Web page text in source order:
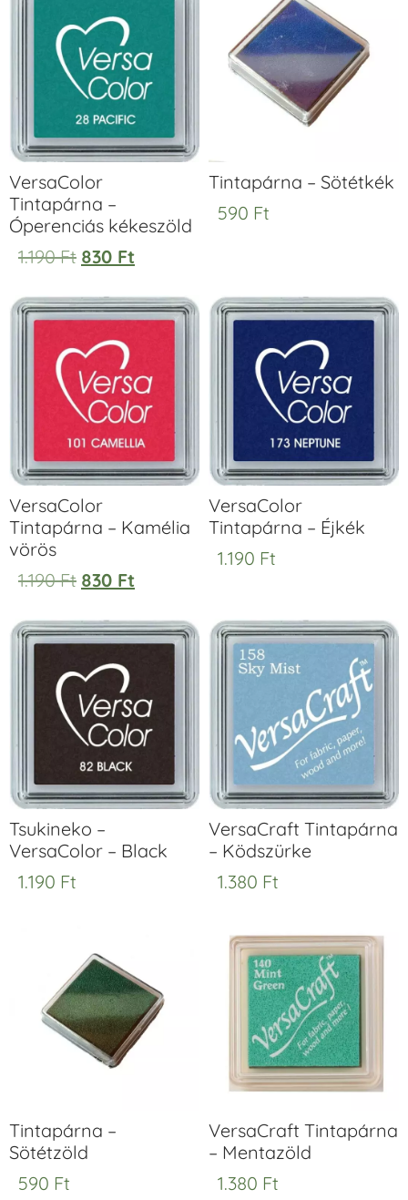
VersaColor
Tintapárna –
Óperenciás kékeszöld
1.190Ft 830 Ft
Tintapárna – Sötétkék
590 Ft
VersaColor
Tintapárna – Kamélia
vörös
1.190Ft 830 Ft
VersaColor
Tintapárna – Éjkék
1.190 Ft
Tsukineko –
VersaColor – Black
1.190 Ft
VersaCraft Tintapárna
– Ködszürke
1.380 Ft
Tintapárna –
Sötétzöld
590 Ft
VersaCraft Tintapárna
– Mentazöld
1.380 Ft